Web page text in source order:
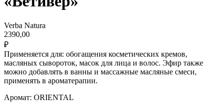
Verba Natura
2390,00
₽
Применяется для: обогащения косметических кремов,
масляных сывороток, масок для лица и волос. Эфир также
можно добавлять в ванны и массажные масляные смеси,
применять в ароматерапии.
Аромат: ORIENTAL